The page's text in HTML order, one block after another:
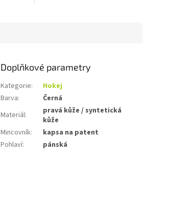
Doplňkové parametry
Kategorie:
Hokej
Barva:
Černá
Materiál:
pravá kůže / syntetická
kůže
Mincovník:
kapsa na patent
Pohlaví: pánská